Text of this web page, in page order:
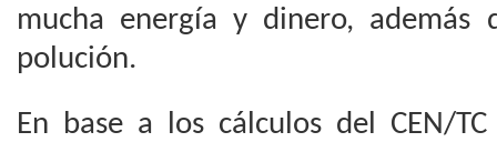
mucha energía y dinero,
polución.
En base a los cálculos del CEN/